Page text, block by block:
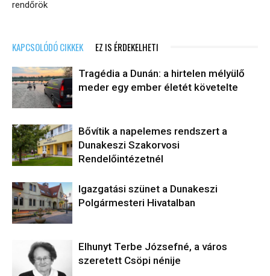
rendőrök
KAPCSOLÓDÓ CIKKEK EZ IS ÉRDEKELHETI
Tragédia a Dunán: a hirtelen mélyülő
meder egy ember életét követelte
Bővítik a napelemes rendszert a
Dunakeszi Szakorvosi
Rendelőintézetnél
Igazgatási szünet a Dunakeszi
Polgármesteri Hivatalban
Elhunyt Terbe Józsefné, a város
szeretett Csöpi nénije